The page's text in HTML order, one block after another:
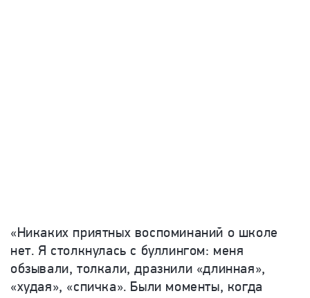
«Никаких приятных воспоминаний о школе
нет. Я столкнулась с буллингом: меня
обзывали, толкали, дразнили «длинная»,
«худая», «спичка». Были моменты, когда